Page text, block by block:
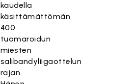
kaudella
käsittämättömän
400
tuomaroidun
miesten
salibandyliigaottelun
rajan.